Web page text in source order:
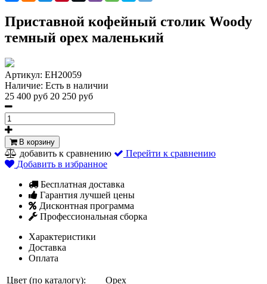
Приставной кофейный столик Woody
темный орех маленький
Артикул: EH20059
Наличие: Есть в наличии
25 400 руб 20 250 руб
В корзину
добавить к сравнению
Перейти к сравнению
Добавить в избранное
Бесплатная доставка
Гарантия лучшей цены
Дисконтная программа
Профессиональная сборка
Характеристики
Доставка
Оплата
Цвет (по каталогу):
Орех